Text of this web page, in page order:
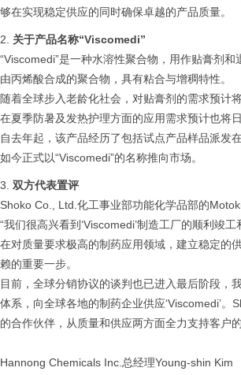
够在实现稳定供应的同时确保卓越的产品质量。
关于产品名称“Viscomedi”
“Viscomedi”是一种水溶性聚合物，用作贴膏剂和
由丙烯酸合成的聚合物，具有粘合与增稠特性。
随着全球步入老龄化社会，对贴膏剂的需求预计
在夏季防暑及发热护理方面的应用需求预计也将日
自去年起，该产品经历了包括试点产品样品派发
如今正式以“Viscomedi”的名称推向市场。
双方代表置评
Shoko Co., Ltd.化工事业部功能化学品部的
“我们很高兴看到‘Viscomedi’制造工厂的顺利竣工
在对质量要求极高的制药应用领域，建立稳定的
赖的重要一步。
目前，全球分销协议的谈判也已进入最后阶段，
体系，向全球各地的制药企业供应‘Viscomedi’。
的合作伙伴，从质量和供应两方面全力支持客户
Hannong Chemicals Inc.总经理Young-shin Kim